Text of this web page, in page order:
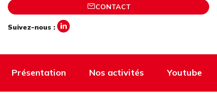
CONTACT
Suivez-nous :
Présentation Nos activités Youtube